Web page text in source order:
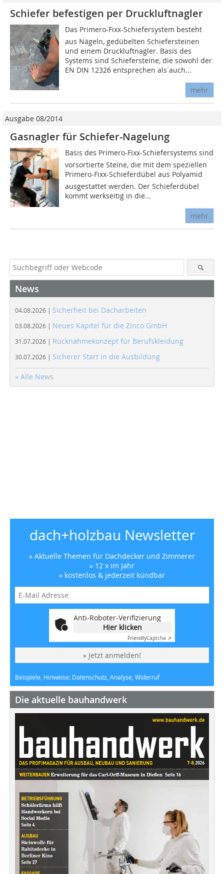
Schiefer befestigen per Druckluftnagler
Das Primero-Fixx-Schiefersystem besteht
aus Nägeln, gedübelten Schiefersteinen
und einem Druckluftnagler. Basis des
Systems sind Schiefersteine, die sowohl der
EN DIN 12326 entsprechen als auch...
mehr
Ausgabe 08/2014
Gasnagler für Schiefer-Nagelung
Basis des Primero-Fixx-Schiefersystems sind
vorsortierte Steine, die mit dem speziellen
Primero-Fixx-Schieferdübel aus Polyamid
ausgestattet werden. Der Schieferdübel
kommt werkseitig in die...
mehr
News
04.08.2026 | Sicherheit bei Dacharbeiten
03.08.2026 | Neues Kapitel für die Zinco GmbH
31.07.2026 | Rücknahmekonzept für Berufskleidung
30.07.2026 | Sicherer Start in die Ausbildung
» Alle News
dach+holzbau Newsletter
» Aktuelle Themen für Dachdecker und Zimmerer
» 12 x im Jahr
» kostenlos & jederzeit kündbar
Anti-Roboter-Verifizierung
Hier klicken
FriendlyCaptcha ⇗
» Jetzt anmelden!
Beispiele, Hinweise: Datenschutz, Analyse, Widerruf
Die aktuelle bauhandwerk